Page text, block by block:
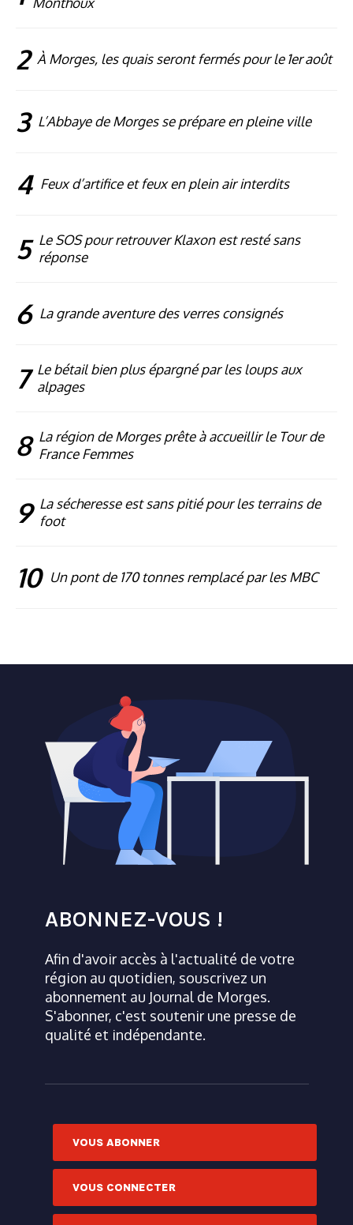
2 À Morges, les quais seront fermés pour le 1er août
3 L’Abbaye de Morges se prépare en pleine ville
4 Feux d’artifice et feux en plein air interdits
5 Le SOS pour retrouver Klaxon est resté sans
réponse
6 La grande aventure des verres consignés
7 Le bétail bien plus épargné par les loups aux
alpages
8 La région de Morges prête à accueillir le Tour de
France Femmes
9 La sécheresse est sans pitié pour les terrains de
foot
10 Un pont de 170 tonnes remplacé par les MBC
ABONNEZ-VOUS !
Afin d'avoir accès à l'actualité de votre
région au quotidien, souscrivez un
abonnement au Journal de Morges.
S'abonner, c'est soutenir une presse de
qualité et indépendante.
VOUS ABONNER
VOUS CONNECTER